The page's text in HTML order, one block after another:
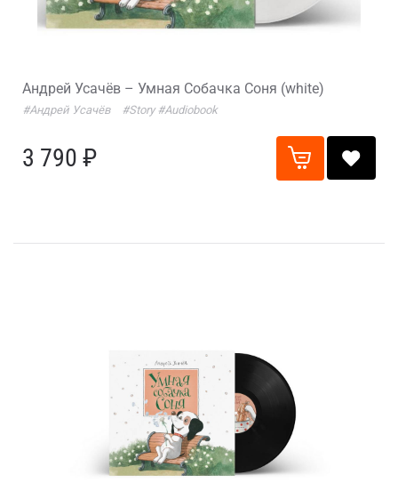
Андрей Усачёв – Умная Собачка Соня (white)
#Андрей Усачёв #Story #Audiobook
3 790 ₽